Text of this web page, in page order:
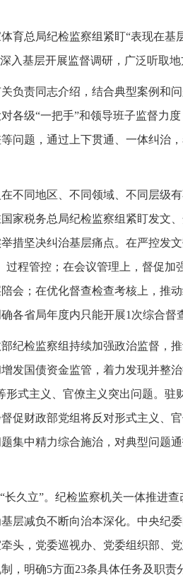
育总局纪检监察组紧盯“表现在基
入基层开展监督调研，广泛听取地
负责同志介绍，结合典型案例和
各级“一把手”和领导班子监督力
问题，通过上下贯通、一体纠治
不同地区、不同领域、不同层级
家税务总局纪检监察组紧盯发文
措坚决纠治基层痛点。在严控发
过程管控；在会议管理上，督促加
会；在优化督查检查考核上，推
各省局年度内只能开展1次综合督
纪检监察组持续加强政治监督，
发国债资金监管，着力发现并整
形式主义、官僚主义突出问题。驻
促财政部党组将反对形式主义、
集中精力综合施治，对典型问题
长久立”。纪检监察机关一体推进
层减负不断向治本深化。中央纪
头，党委巡视办、党委组织部、
，明确5方面23条具体任务及职责